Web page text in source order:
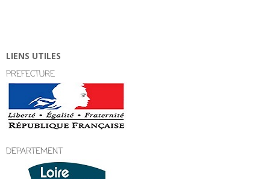
LIENS UTILES
PREFECTURE
DEPARTEMENT